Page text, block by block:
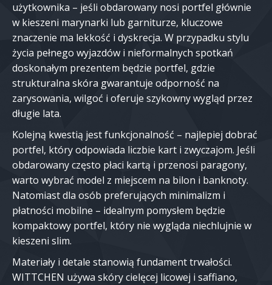
użytkownika – jeśli obdarowany nosi portfel głównie
w kieszeni marynarki lub garniturze, kluczowe
znaczenie ma lekkość i dyskrecja. W przypadku stylu
życia pełnego wyjazdów i nieformalnych spotkań
doskonałym prezentem będzie portfel, gdzie
strukturalna skóra gwarantuje odporność na
zarysowania, wilgoć i oferuje szykowny wygląd przez
długie lata.
Kolejną kwestią jest funkcjonalność – najlepiej dobrać
portfel, który odpowiada liczbie kart i zwyczajom. Jeśli
obdarowany często płaci kartą i przenosi paragony,
warto wybrać model z miejscem na bilon i banknoty.
Natomiast dla osób preferujących minimalizm i
płatności mobilne – idealnym pomysłem będzie
kompaktowy portfel, który nie wygląda niechlujnie w
kieszeni slim.
Materiały i detale stanowią fundament trwałości.
WITTCHEN używa skóry cielęcej licowej i saffiano,